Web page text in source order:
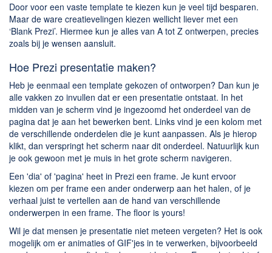
Door voor een vaste template te kiezen kun je veel tijd besparen.
Maar de ware creatievelingen kiezen wellicht liever met een
‘Blank Prezi’. Hiermee kun je alles van A tot Z ontwerpen, precies
zoals bij je wensen aansluit.
Hoe Prezi presentatie maken?
Heb je eenmaal een template gekozen of ontworpen? Dan kun je
alle vakken zo invullen dat er een presentatie ontstaat. In het
midden van je scherm vind je ingezoomd het onderdeel van de
pagina dat je aan het bewerken bent. Links vind je een kolom met
de verschillende onderdelen die je kunt aanpassen. Als je hierop
klikt, dan verspringt het scherm naar dit onderdeel. Natuurlijk kun
je ook gewoon met je muis in het grote scherm navigeren.
Een 'dia' of 'pagina' heet in Prezi een frame. Je kunt ervoor
kiezen om per frame een ander onderwerp aan het halen, of je
verhaal juist te vertellen aan de hand van verschillende
onderwerpen in een frame. The floor is yours!
Wil je dat mensen je presentatie niet meteen vergeten? Het is ook
mogelijk om er animaties of GIF'jes in te verwerken, bijvoorbeeld